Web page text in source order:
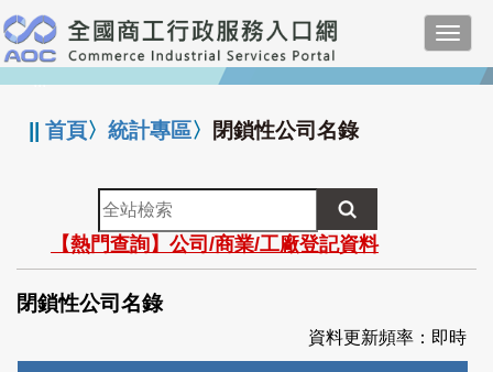
跳
到
主
要
:::
||首頁〉統計專區〉 閉鎖性公司名錄
全
站
檢
索
【熱門查詢】公司/商業/工廠登記資料
閉鎖性公司名錄
資料更新頻率：即時